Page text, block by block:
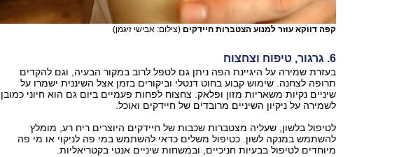
קפה דווקא עוזר למנוע הצטברות חיידקים (צילום: אבישי זיגמן)
6. גרגור, טיפוח וצחצוח
בעזרת שמירה על היגיינת הפה ניתן גם לטפל לרוב במקור הבעיה, וגם להקדים
תרופה לצחנה. שימוש קבוע בחוט דנטלי וביקורים בזמן אצל השיננית ישמרו על
שיניים נקיות משאריות מזון ופלאק. צחצוח לפחות פעמיים ביום גם הוא חיוני כמובן
לשמירה על ניקיון השיניים מרובדים של חיידקים ואוכל.
לטיפול בלשון, שעליה מצטברות שכבות של חיידקים היוצרים ריח רע, מומלץ
להשתמש במנקה לשון. כטיפול משלים כדאי להשתמש במי פה לניקוי או מי פה
מיוחדים לטיפול בבעיות חניכיים, ובמשחות שיניים אנטי בקטריאליות.